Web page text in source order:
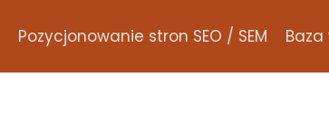
Pozycjonowanie stron SEO / SEM